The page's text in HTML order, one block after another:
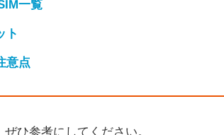
一覧
ト
意点
ひ参考にしてください。